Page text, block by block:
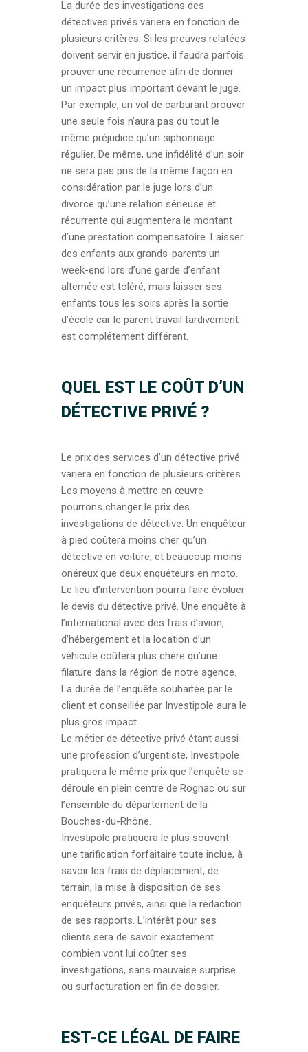
La durée des investigations des
détectives privés variera en fonction de
plusieurs critères. Si les preuves relatées
doivent servir en justice, il faudra parfois
prouver une récurrence afin de donner
un impact plus important devant le juge.
Par exemple, un vol de carburant prouver
une seule fois n’aura pas du tout le
même préjudice qu’un siphonnage
régulier. De même, une infidélité d’un soir
ne sera pas pris de la même façon en
considération par le juge lors d’un
divorce qu’une relation sérieuse et
récurrente qui augmentera le montant
d’une prestation compensatoire. Laisser
des enfants aux grands-parents un
week-end lors d’une garde d’enfant
alternée est toléré, mais laisser ses
enfants tous les soirs après la sortie
d’école car le parent travail tardivement
est complétement différent.
QUEL EST LE COÛT D’UN
DÉTECTIVE PRIVÉ ?
Le prix des services d’un détective privé
variera en fonction de plusieurs critères.
Les moyens à mettre en œuvre
pourrons changer le prix des
investigations de détective. Un enquêteur
à pied coûtera moins cher qu’un
détective en voiture, et beaucoup moins
onéreux que deux enquêteurs en moto.
Le lieu d’intervention pourra faire évoluer
le devis du détective privé. Une enquête à
l’international avec des frais d’avion,
d’hébergement et la location d’un
véhicule coûtera plus chère qu’une
filature dans la région de notre agence.
La durée de l’enquête souhaitée par le
client et conseillée par Investipole aura le
plus gros impact.
Le métier de détective privé étant aussi
une profession d’urgentiste, Investipole
pratiquera le même prix que l’enquête se
déroule en plein centre de Rognac ou sur
l’ensemble du département de la
Bouches-du-Rhône.
Investipole pratiquera le plus souvent
une tarification forfaitaire toute inclue, à
savoir les frais de déplacement, de
terrain, la mise à disposition de ses
enquêteurs privés, ainsi que la rédaction
de ses rapports. L’intérêt pour ses
clients sera de savoir exactement
combien vont lui coûter ses
investigations, sans mauvaise surprise
ou surfacturation en fin de dossier.
EST-CE LÉGAL DE FAIRE